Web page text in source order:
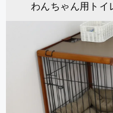
わんちゃん用トイ